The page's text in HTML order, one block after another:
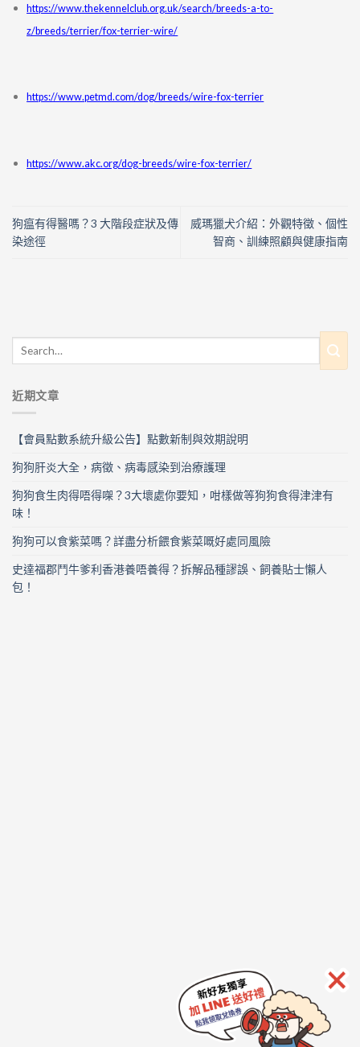
近期文章
【會員點數系統升級公告】點數新制與效期說明
狗狗肝炎大全，病徵、病毒感染到治療護理
狗狗食生肉得唔得㗎？3大壞處你要知，咁樣做等狗狗食得津津有
味！
狗狗可以食紫菜嗎？詳盡分析餵食紫菜嘅好處同風險
史達福郡鬥牛爹利香港養唔養得？拆解品種謬誤、飼養貼士懶人
包！
https://www.thekennelclub.org.uk/search/breeds-a-to-
z/breeds/terrier/fox-terrier-wire/
https://www.petmd.com/dog/breeds/wire-fox-terrier
https://www.akc.org/dog-breeds/wire-fox-terrier/
狗瘟有得醫嗎？3 大階段症狀及傳
染途徑
威瑪獵犬介紹：外觀特徵、個性
智商、訓練照顧與健康指南